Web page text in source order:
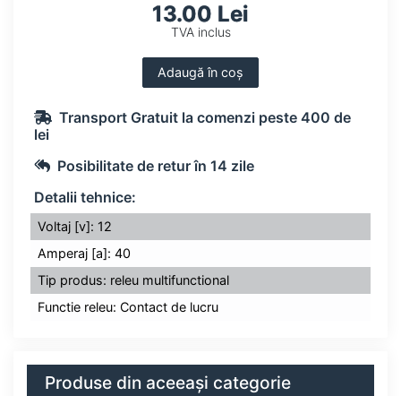
13.00 Lei
TVA inclus
Adaugă în coș
Transport Gratuit la comenzi peste 400 de
lei
Posibilitate de retur în 14 zile
Detalii tehnice:
Voltaj [v]: 12
Amperaj [a]: 40
Tip produs: releu multifunctional
Functie releu: Contact de lucru
Produse din aceeași categorie